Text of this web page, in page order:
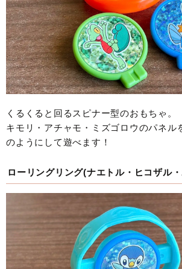
くるくると回るスピナー型のおもちゃ。
キモリ・アチャモ・ミズゴロウのパネル
のようにして遊べます！
ローリングリング(ナエトル・ヒコザル